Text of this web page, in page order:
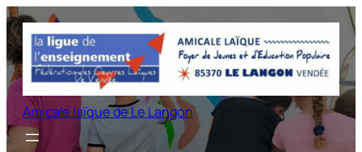
Aller
au
contenu
Amicale laïque de Le Langon